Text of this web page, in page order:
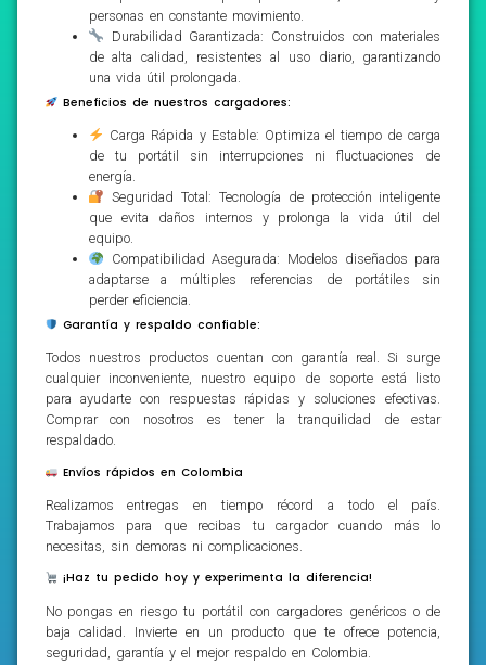
personas en constante movimiento.
Durabilidad Garantizada: Construidos con materiales
de alta calidad, resistentes al uso diario, garantizando
una vida útil prolongada.
Beneficios de nuestros cargadores:
Carga Rápida y Estable: Optimiza el tiempo de carga
de tu portátil sin interrupciones ni fluctuaciones de
energía.
Seguridad Total: Tecnología de protección inteligente
que evita daños internos y prolonga la vida útil del
equipo.
Compatibilidad Asegurada: Modelos diseñados para
adaptarse a múltiples referencias de portátiles sin
perder eficiencia.
Garantía y respaldo confiable:
Todos nuestros productos cuentan con garantía real. Si surge
cualquier inconveniente, nuestro equipo de soporte está listo
para ayudarte con respuestas rápidas y soluciones efectivas.
Comprar con nosotros es tener la tranquilidad de estar
respaldado.
Envíos rápidos en Colombia
Realizamos entregas en tiempo récord a todo el país.
Trabajamos para que recibas tu cargador cuando más lo
necesitas, sin demoras ni complicaciones.
¡Haz tu pedido hoy y experimenta la diferencia!
No pongas en riesgo tu portátil con cargadores genéricos o de
baja calidad. Invierte en un producto que te ofrece potencia,
seguridad, garantía y el mejor respaldo en Colombia.